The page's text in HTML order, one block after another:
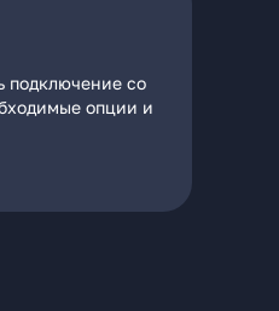
подключение со
опции и